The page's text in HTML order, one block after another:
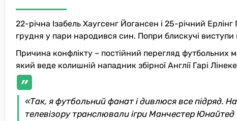
22-річна Ізабель Хаугсенг Йогансен і 25-річний
грудня у пари народився син. Попри блискучі
Причина конфлікту – постійний перегляд футбольних
який веде колишній нападник збірної Англії Гарі
«Так, я футбольний фанат і дивлюся все підряд.
телевізору транслювали ігри Манчестер